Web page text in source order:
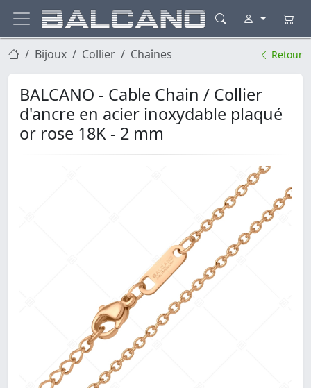
Bijoux Collier Chaînes Retour
BALCANO - Cable Chain / Collier
d'ancre en acier inoxydable plaqué
or rose 18K - 2 mm